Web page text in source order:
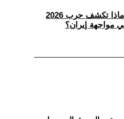
(34) بين الحسم والتوازن: ماذا تكشف حرب 2026
مواجهة إيران؟